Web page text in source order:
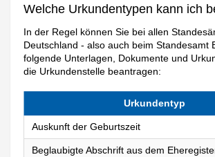
Welche Urkundentypen kann ich
In der Regel können Sie bei allen
Deutschland - also auch beim Standesamt
folgende Unterlagen, Dokumente und
die Urkundenstelle beantragen:
Urkundentyp
Auskunft der Geburtszeit
Beglaubigte Abschrift aus dem